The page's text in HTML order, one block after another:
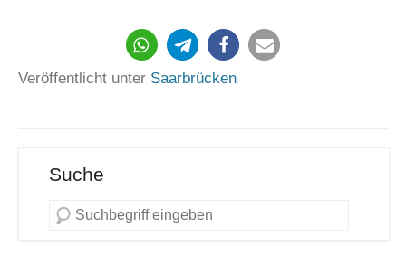
Veröffentlicht unter Saarbrücken
Suche